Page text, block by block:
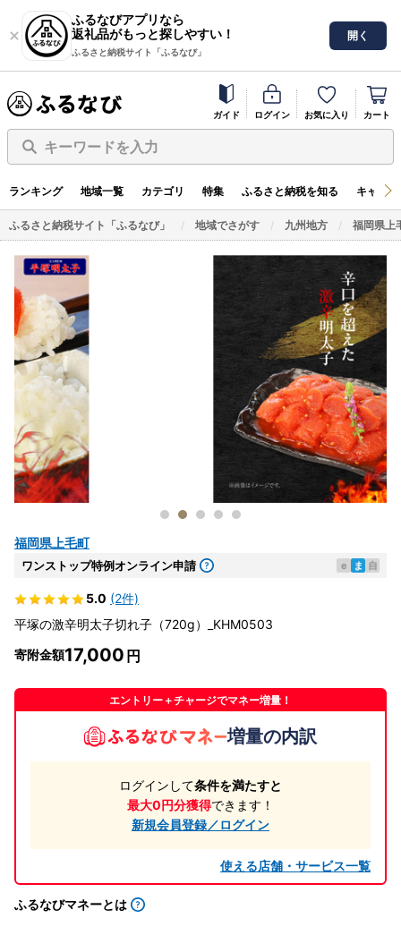
ふるなびアプリなら
返礼品がもっと探しやすい！
ふるさと納税サイト「ふるなび」
開く
ガイド ログイン お気に入り カート
キーワードを入力
ランキング 地域一覧 カテゴリ 特集 ふるさと納税を知る キャン
ふるさと納税サイト「ふるなび」 地域でさがす 九州地方 福岡県上
福岡県上毛町
ワンストップ特例オンライン申請 e ま 自
5.0 (2件)
平塚の激辛明太子切れ子（720g）_KHM0503
寄附金額17,000
エントリー＋チャージでマネー増量！
増量の内訳
ログインして条件を満たすと
最大0円分獲得できます！
新規会員登録／ログイン
使える店舗・サービス一覧
ふるなびマネーとは